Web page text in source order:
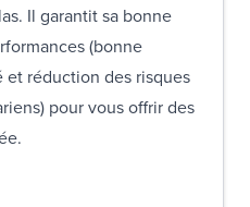
Il garantit sa bonne
(bonne
réduction des risques
pour vous offrir des